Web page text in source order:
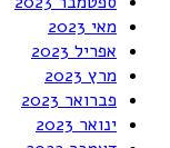
מאי 2023
אפריל 2023
מרץ 2023
פברואר 2023
ינואר 2023